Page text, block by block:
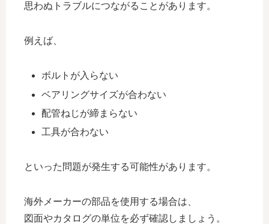
思わぬトラブルにつながることがあります。
例えば、
ボルトが入らない
ベアリングサイズが合わない
配管ねじが締まらない
工具が合わない
といった問題が発生する可能性があります。
海外メーカーの部品を使用する場合は、
図面やカタログの単位を必ず確認しましょう。